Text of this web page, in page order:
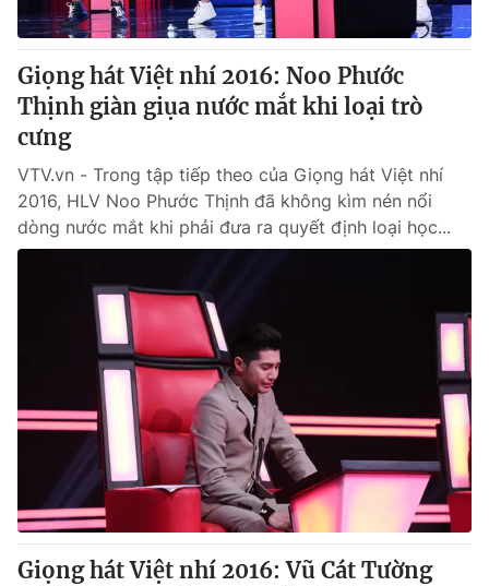
Giọng hát Việt nhí 2016: Noo Phước
Thịnh giàn giụa nước mắt khi loại trò
cưng
VTV.vn - Trong tập tiếp theo của Giọng hát Việt nhí
2016, HLV Noo Phước Thịnh đã không kìm nén nổi
dòng nước mắt khi phải đưa ra quyết định loại học...
Giọng hát Việt nhí 2016: Vũ Cát Tường